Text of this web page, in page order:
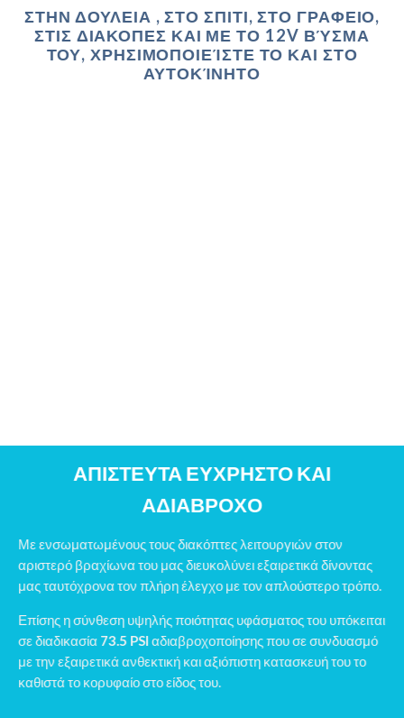
ΣΤΗΝ ΔΟΥΛΕΙΑ , ΣΤΟ ΣΠΙΤΙ, ΣΤΟ ΓΡΑΦΕΙΟ,
ΣΤΙΣ ΔΙΑΚΟΠΕΣ ΚΑΙ ΜΕ ΤΟ 12V ΒΎΣΜΑ
ΤΟΥ, ΧΡΗΣΙΜΟΠΟΙΕΊΣΤΕ ΤΟ ΚΑΙ ΣΤΟ
ΑΥΤΟΚΊΝΗΤΟ
ΑΠΙΣΤΕΥΤΑ ΕΥΧΡΗΣΤΟ ΚΑΙ
ΑΔΙΑΒΡΟΧΟ
Με ενσωματωμένους τους διακόπτες λειτουργιών στον
αριστερό βραχίωνα του μας διευκολύνει εξαιρετικά δίνοντας
μας ταυτόχρονα τον πλήρη έλεγχο με τον απλούστερο τρόπο.
Επίσης η σύνθεση υψηλής ποιότητας υφάσματος του υπόκειται
σε διαδικασία 73.5 PSIαδιαβροχοποίησης που σε συνδυασμό
με την εξαιρετικά ανθεκτική και αξιόπιστη κατασκευή του το
καθιστά το κορυφαίο στο είδος του.